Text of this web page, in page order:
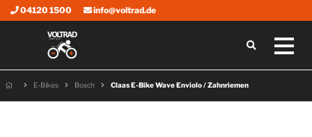
04120 1500 info@voltrad.de
E-Bikes Bosch Claas E-Bike Wave Enviolo / Zahnriemen